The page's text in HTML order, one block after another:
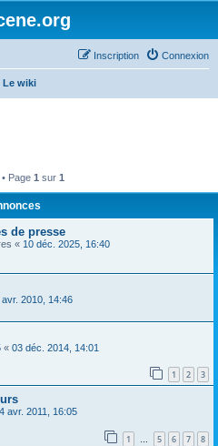
Connexion
Inscription
Le wiki
Page 1 sur 1
de presse
« 10 déc. 2025, 16:40
avr. 2010, 14:46
« 03 déc. 2014, 14:01
1 2 3
avr. 2011, 16:05
1 … 5 6 7 8